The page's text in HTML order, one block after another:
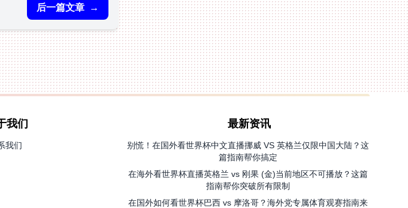
后一篇文章 →
我们
我们
最新资讯
别慌！在国外看世界杯中文直播挪威 VS 英格兰仅限中国大陆？这
篇指南帮你搞定
在海外看世界杯直播英格兰 vs 刚果 (金)当前地区不可播放？这篇
指南帮你突破所有限制
在国外如何看世界杯巴西 vs 摩洛哥？海外党专属体育观赛指南来